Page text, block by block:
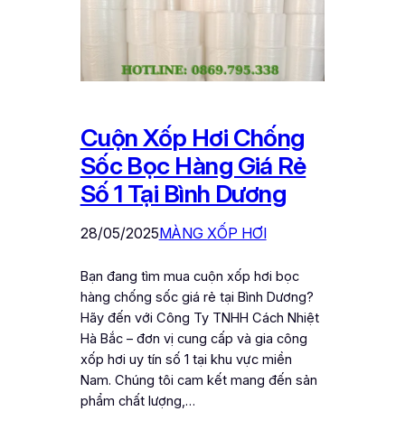
Cuộn Xốp Hơi Chống
Sốc Bọc Hàng Giá Rẻ
Số 1 Tại Bình Dương
28/05/2025MÀNG XỐP HƠI
Bạn đang tìm mua cuộn xốp hơi bọc
hàng chống sốc giá rẻ tại Bình Dương?
Hãy đến với Công Ty TNHH Cách Nhiệt
Hà Bắc – đơn vị cung cấp và gia công
xốp hơi uy tín số 1 tại khu vực miền
Nam. Chúng tôi cam kết mang đến sản
phẩm chất lượng,…